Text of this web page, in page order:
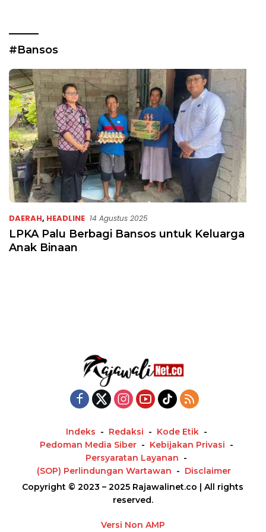
#Bansos
DAERAH, HEADLINE 14 Agustus 2025
LPKA Palu Berbagi Bansos untuk Keluarga
Anak Binaan
Indeks Redaksi
Kode Etik
Pedoman Media Siber
Kebijakan Privasi
Persyaratan Layanan
(SOP) Perlindungan Wartawan
Disclaimer
Copyright © 2023 – 2025 Rajawalinet.co | All rights
reserved.
Versi Non AMP